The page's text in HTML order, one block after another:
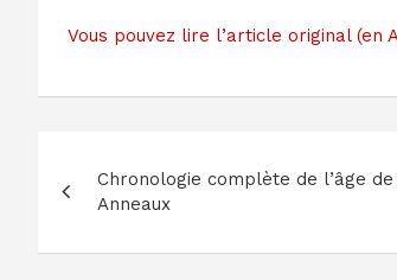
Vous pouvez lire l’article original (en
de
l’article
Chronologie complète de l’âge
Anneaux